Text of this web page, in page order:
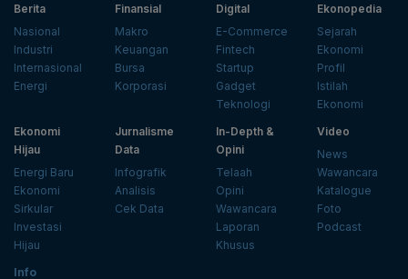
Berita
Nasional
Industri
Internasional
Energi
Finansial
Makro
Keuangan
Bursa
Korporasi
Digital
E-Commerce
Fintech
Startup
Gadget
Teknologi
Ekonopedia
Sejarah
Ekonomi
Profil
Istilah
Ekonomi
Ekonomi
Hijau
Energi Baru
Ekonomi
Sirkular
Investasi
Hijau
Jurnalisme
Data
Infografik
Analisis
Cek Data
In-Depth &
Opini
Telaah
Opini
Wawancara
Laporan
Khusus
Video
News
Wawancara
Katalogue
Foto
Podcast
Info